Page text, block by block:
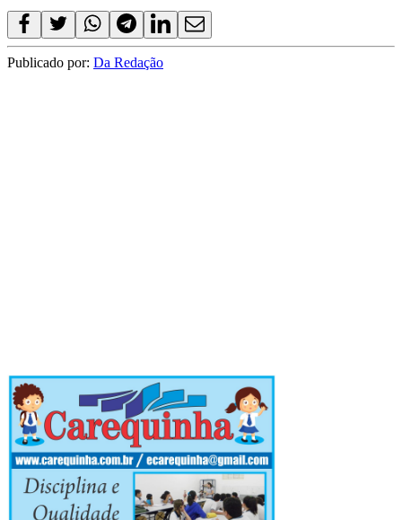
Publicado por: Da Redação